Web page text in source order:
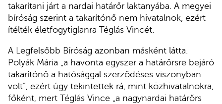
takarítani járt a nardai határőr laktanyába. A megyei
bíróság szerint a takarítónő nem hivatalnok, ezért
ítélték életfogytiglanra Téglás Vincét.
A Legfelsőbb Bíróság azonban másként látta.
Polyák Mária „a havonta egyszer a határőrsre bejáró
takarítónő a hatósággal szerződéses viszonyban
volt”, ezért úgy tekintettek rá, mint közhivatalnokra,
főként, mert Téglás Vince „a nagynardai határőrs